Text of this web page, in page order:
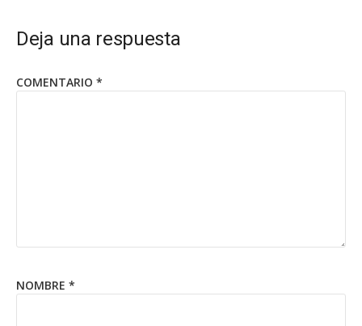
Deja una respuesta
COMENTARIO *
NOMBRE *